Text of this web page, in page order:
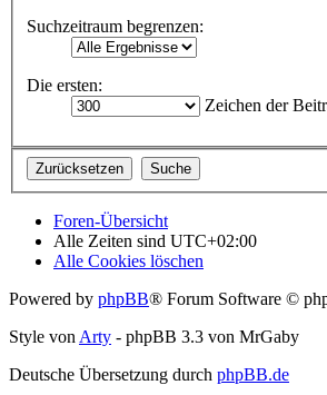
Suchzeitraum begrenzen:
Die ersten:
Zeichen der
Foren-Übersicht
Alle Zeiten sind UTC+02:00
Alle Cookies löschen
Powered by phpBB® Forum Software ©
Style von Arty - phpBB 3.3 von MrGaby
Deutsche Übersetzung durch phpBB.de